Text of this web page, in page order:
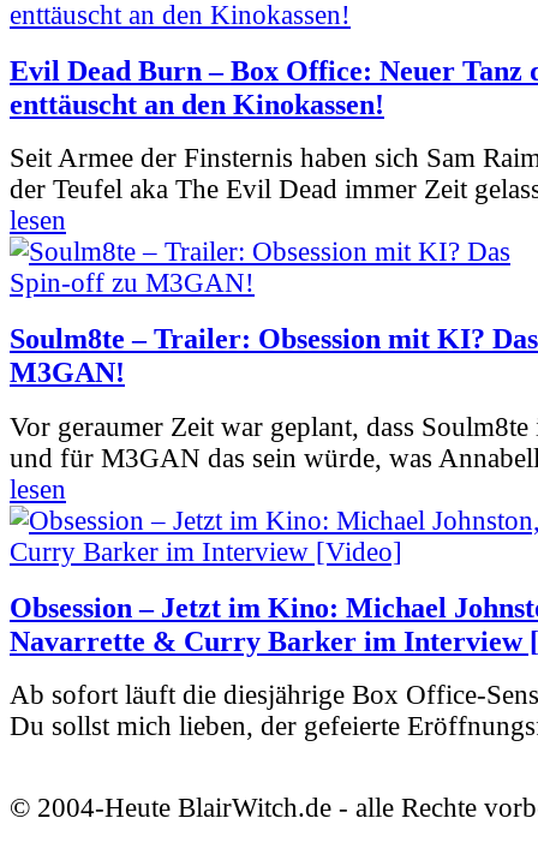
Evil Dead Burn – Box Office: Neuer Tanz
enttäuscht an den Kinokassen!
Seit Armee der Finsternis haben sich Sam
der Teufel aka The Evil Dead immer Zeit
lesen
Soulm8te – Trailer: Obsession mit KI?
M3GAN!
Vor geraumer Zeit war geplant, dass
und für M3GAN das sein würde, was
lesen
Obsession – Jetzt im Kino: Michael
Navarrette & Curry Barker im Interview
Ab sofort läuft die diesjährige Box Office-
Du sollst mich lieben, der gefeierte
© 2004-Heute BlairWitch.de - alle Rechte